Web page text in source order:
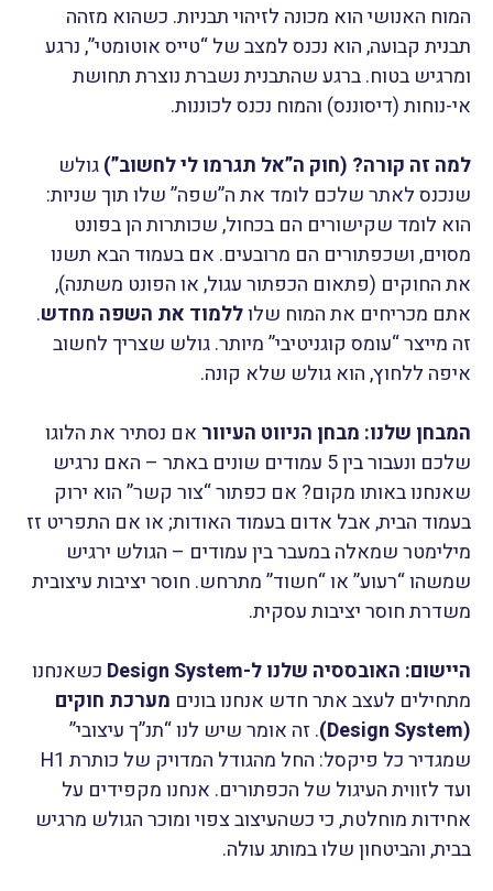
המוח האנושי הוא מכונה לזיהוי תבניות. כשהוא מזהה
תבנית קבועה, הוא נכנס למצב של “טייס אוטומטי”, נרגע
ומרגיש בטוח. ברגע שהתבנית נשברת נוצרת תחושת
אי-נוחות (דיסוננס) והמוח נכנס לכוננות.
למה זה קורה? (חוק ה”אל תגרמו לי לחשוב”)גולש
שנכנס לאתר שלכם לומד את ה”שפה” שלו תוך שניות:
הוא לומד שקישורים הם בכחול, שכותרות הן בפונט
מסוים, ושכפתורים הם מרובעים. אם בעמוד הבא תשנו
את החוקים (פתאום הכפתור עגול, או הפונט משתנה),
אתם מכריחים את המוח שלוללמוד את השפה מחדש.
זה מייצר “עומס קוגניטיבי” מיותר. גולש שצריך לחשוב
איפה ללחוץ, הוא גולש שלא קונה.
המבחן שלנו: מבחן הניווט העיוור אם נסתיר את הלוגו
שלכם ונעבור בין 5 עמודים שונים באתר – האם נרגיש
שאנחנו באותו מקום? אם כפתור “צור קשר” הוא ירוק
בעמוד הבית, אבל אדום בעמוד האודות; או אם התפריט זז
מילימטר שמאלה במעבר בין עמודים – הגולש ירגיש
שמשהו “רעוע” או “חשוד” מתרחש. חוסר יציבות עיצובית
משדרת חוסר יציבות עסקית.
היישום: האובססיה שלנו ל-Design System
כשאנחנו
מתחילים לעצב אתר חדש אנחנו בונים מערכת חוקים
(Design System)
. זה אומר שיש לנו “תנ”ך עיצובי”
שמגדיר כל פיקסל: החל מהגודל המדויק של כותרת H1
ועד לזווית העיגול של הכפתורים. אנחנו מקפידים על
אחידות מוחלטת, כי כשהעיצוב צפוי ומוכר הגולש מרגיש
בבית, והביטחון שלו במותג עולה.